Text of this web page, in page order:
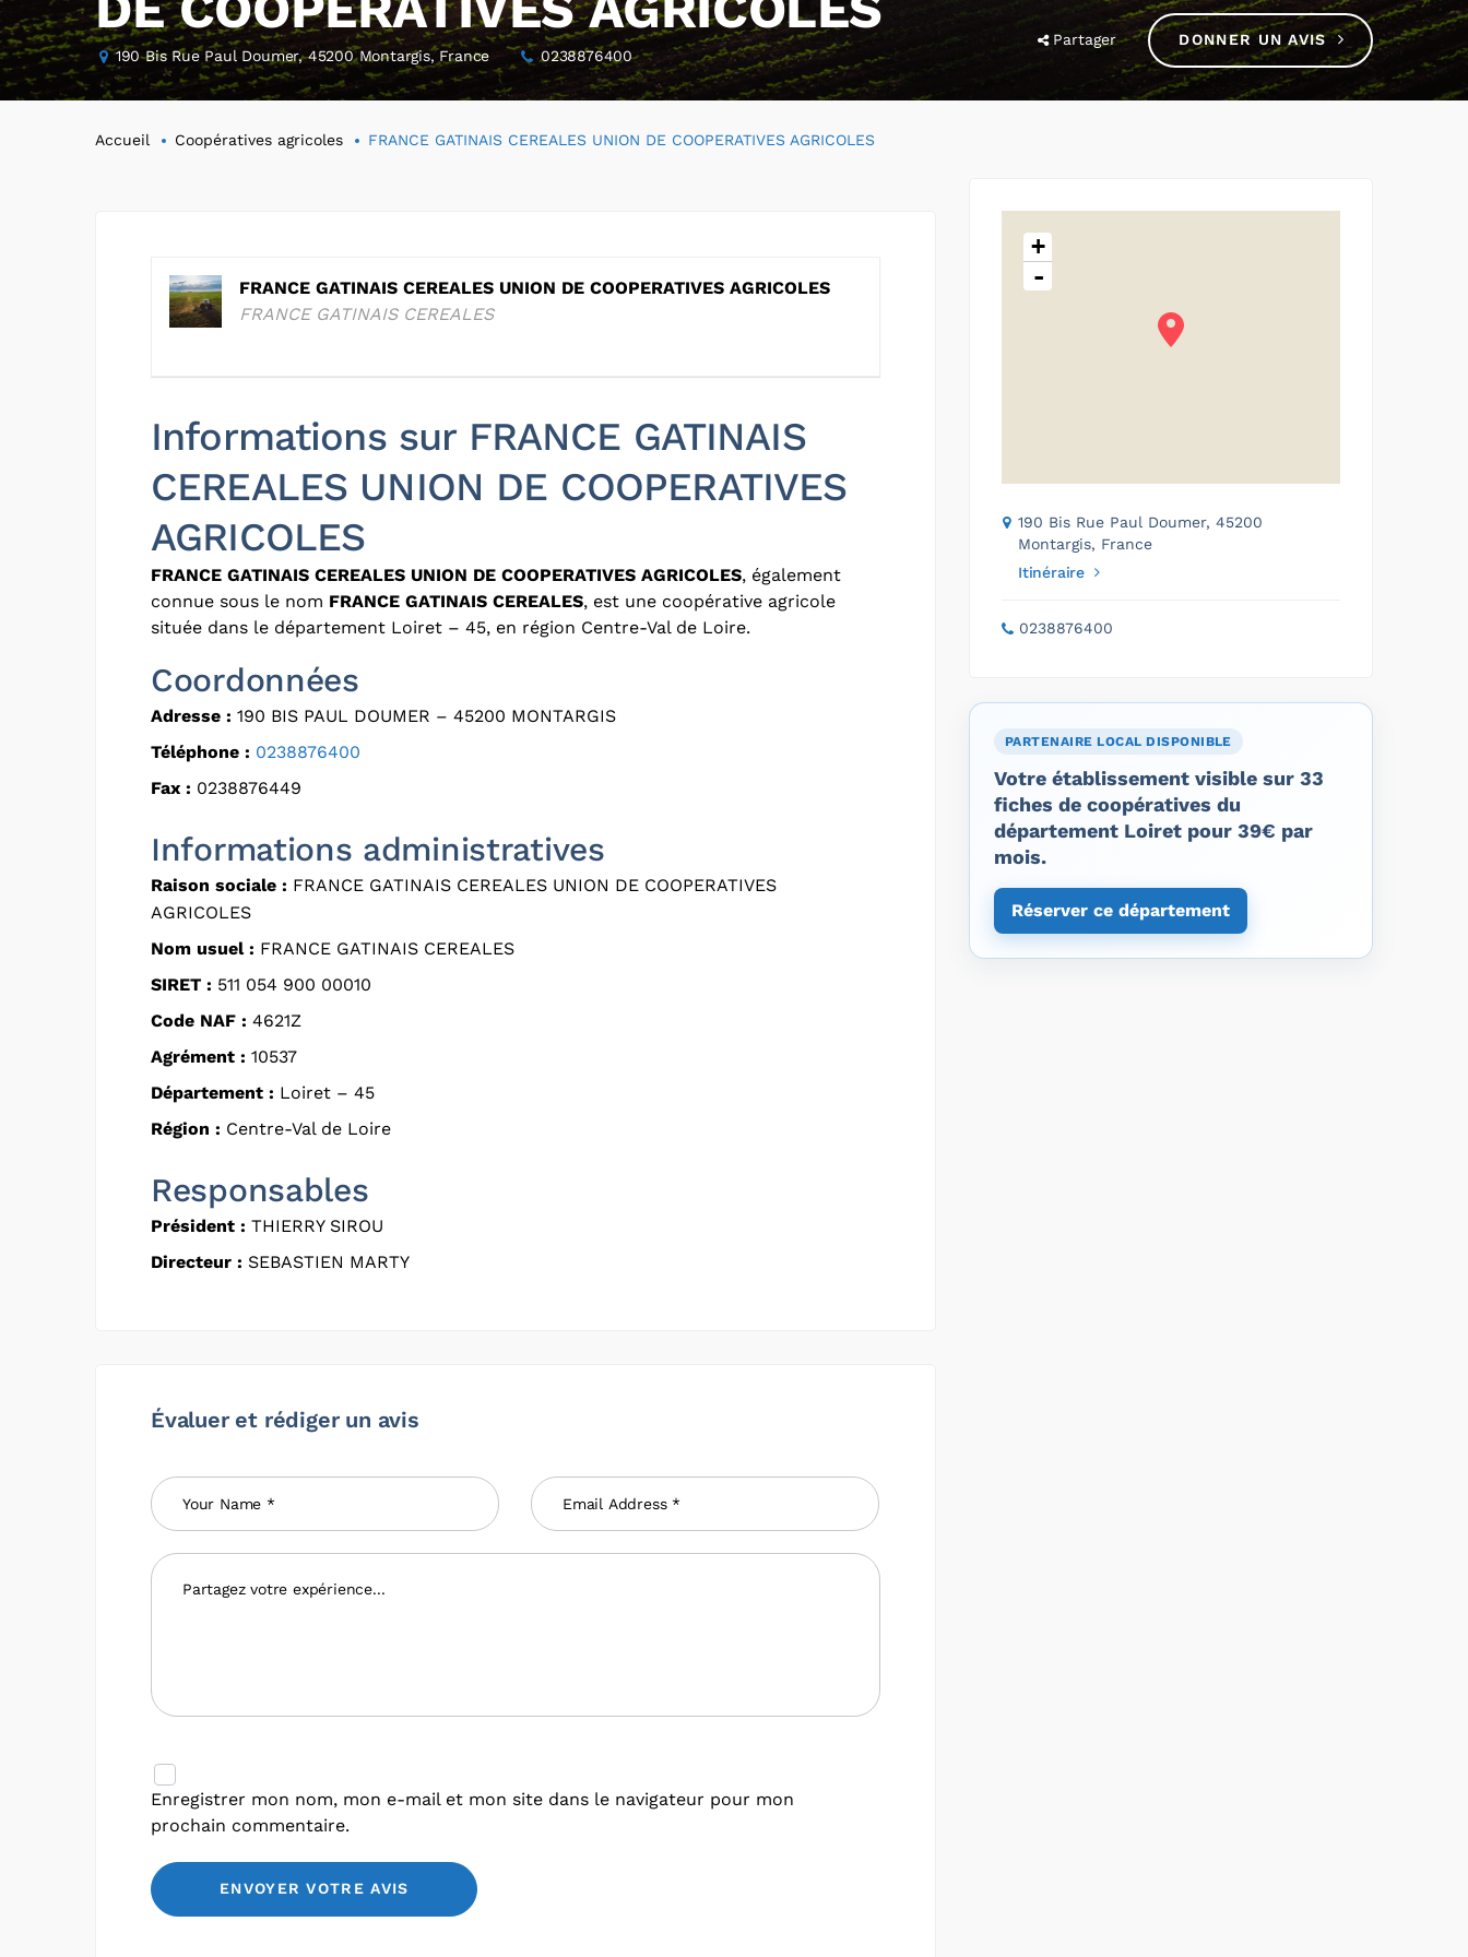
190 Bis Rue Paul Doumer, 45200 Montargis, France 0238876400
Partager DONNER UN AVIS
Accueil Coopératives agricoles FRANCE GATINAIS CEREALES UNION DE COOPERATIVES AGRICOLES
FRANCE GATINAIS CEREALES UNION DE COOPERATIVES AGRICOLES
FRANCE GATINAIS CEREALES
Informations sur FRANCE GATINAIS
CEREALES UNION DE COOPERATIVES
AGRICOLES
FRANCE GATINAIS CEREALES UNION DE COOPERATIVES AGRICOLES, également
connue sous le nom FRANCE GATINAIS CEREALES, est une coopérative agricole
située dans le département Loiret – 45, en région Centre-Val de Loire.
Coordonnées
Adresse : 190 BIS PAUL DOUMER – 45200 MONTARGIS
Téléphone : 0238876400
Fax : 0238876449
Informations administratives
Raison sociale : FRANCE GATINAIS CEREALES UNION DE COOPERATIVES
AGRICOLES
Nom usuel : FRANCE GATINAIS CEREALES
SIRET : 511 054 900 00010
Code NAF : 4621Z
Agrément : 10537
Département : Loiret – 45
Région : Centre-Val de Loire
Responsables
Président : THIERRY SIROU
Directeur : SEBASTIEN MARTY
Évaluer et rédiger un avis
Enregistrer mon nom, mon e-mail et mon site dans le navigateur pour mon
prochain commentaire.
+
-
190 Bis Rue Paul Doumer, 45200
Montargis, France
Itinéraire
0238876400
PARTENAIRE LOCAL DISPONIBLE
Votre établissement visible sur 33
fiches de coopératives du
département Loiret pour 39€ par
mois.
Réserver ce département